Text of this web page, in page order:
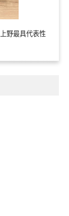
野最具代表性